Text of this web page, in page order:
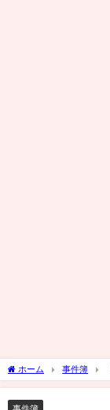
ホーム 事件簿
馬予想)